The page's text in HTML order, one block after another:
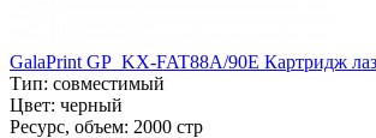
GalaPrint GP_KX-FAT88A/90E Картридж
Тип: совместимый
Цвет: черный
Ресурс, объем: 2000 стр